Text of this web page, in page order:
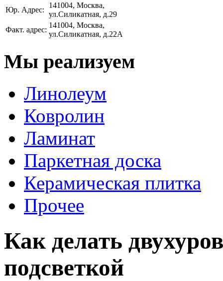
Юр. Адрес:
141004, Москва,
ул.Силикатная, д.29
Факт. адрес:
141004, Москва,
ул.Силикатная, д.22А
Мы реализуем
Линолеум
Ковролин
Ламинат
Паркетная доска
Керамическая плитка
Прочее
Как делать
подсветкой